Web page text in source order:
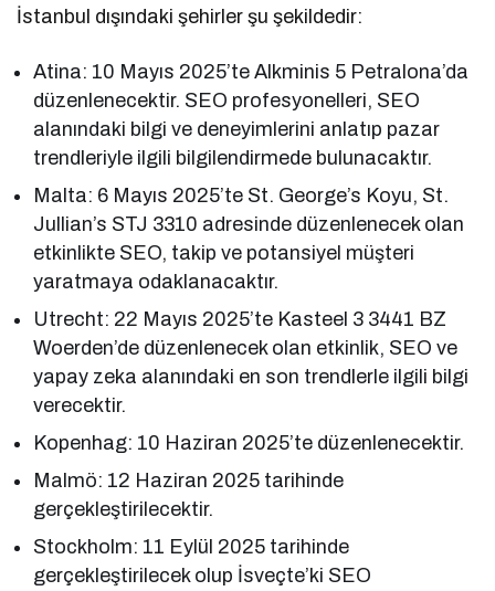
İstanbul dışındaki şehirler şu şekildedir:
Atina: 10 Mayıs 2025’te Alkminis 5 Petralona’da
düzenlenecektir. SEO profesyonelleri, SEO
alanındaki bilgi ve deneyimlerini anlatıp pazar
trendleriyle ilgili bilgilendirmede bulunacaktır.
Malta: 6 Mayıs 2025’te St. George’s Koyu, St.
Jullian’s STJ 3310 adresinde düzenlenecek olan
etkinlikte SEO, takip ve potansiyel müşteri
yaratmaya odaklanacaktır.
Utrecht: 22 Mayıs 2025’te Kasteel 3 3441 BZ
Woerden’de düzenlenecek olan etkinlik, SEO ve
yapay zeka alanındaki en son trendlerle ilgili bilgi
verecektir.
Kopenhag: 10 Haziran 2025’te düzenlenecektir.
Malmö: 12 Haziran 2025 tarihinde
gerçekleştirilecektir.
Stockholm: 11 Eylül 2025 tarihinde
gerçekleştirilecek olup İsveçte’ki SEO